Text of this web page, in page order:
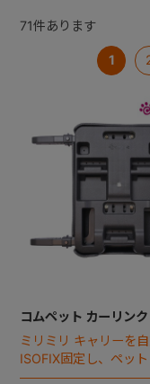
71件あります
1
コムペット カーリン
ミリミリ キャリーを
ISOFIX固定し、ペット
移動をカンタン・快適